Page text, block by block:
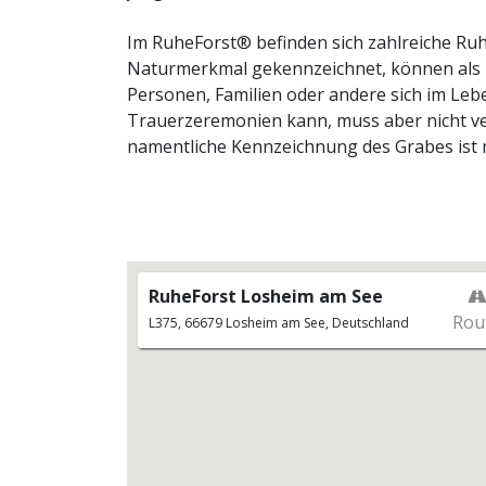
Im RuheForst® befinden sich zahlreiche
Naturmerkmal gekennzeichnet, können
Personen, Familien oder andere sich im
Trauerzeremonien kann, muss aber nicht
namentliche Kennzeichnung des Grabes ist
RuheBiotope® benötigen keine Pflege, da
Lebzeiten ausgewählt und so zu wichtigen
der Gemeinde Losheim am See oder der
Kundenrechte erfolgt über einen Eintrag
Asche des Verstorbenen wird in einer
Waldführung mit dem Förster (sonntags
RuheForst Losheim am See
L375, 66679 Losheim am See, Deutschland